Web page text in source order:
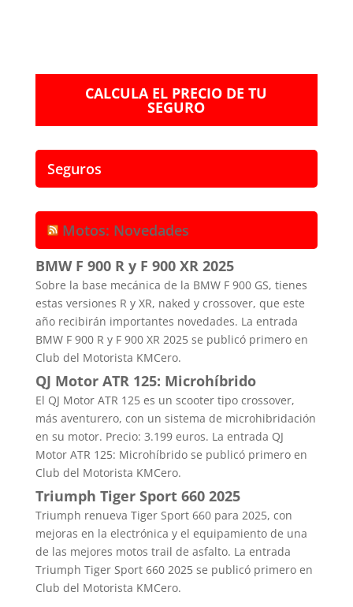
CALCULA EL PRECIO DE TU
SEGURO
Seguros
Motos: Novedades
BMW F 900 R y F 900 XR 2025
Sobre la base mecánica de la BMW F 900 GS, tienes
estas versiones R y XR, naked y crossover, que este
año recibirán importantes novedades. La entrada
BMW F 900 R y F 900 XR 2025 se publicó primero en
Club del Motorista KMCero.
QJ Motor ATR 125: Microhíbrido
El QJ Motor ATR 125 es un scooter tipo crossover,
más aventurero, con un sistema de microhibridación
en su motor. Precio: 3.199 euros. La entrada QJ
Motor ATR 125: Microhíbrido se publicó primero en
Club del Motorista KMCero.
Triumph Tiger Sport 660 2025
Triumph renueva Tiger Sport 660 para 2025, con
mejoras en la electrónica y el equipamiento de una
de las mejores motos trail de asfalto. La entrada
Triumph Tiger Sport 660 2025 se publicó primero en
Club del Motorista KMCero.